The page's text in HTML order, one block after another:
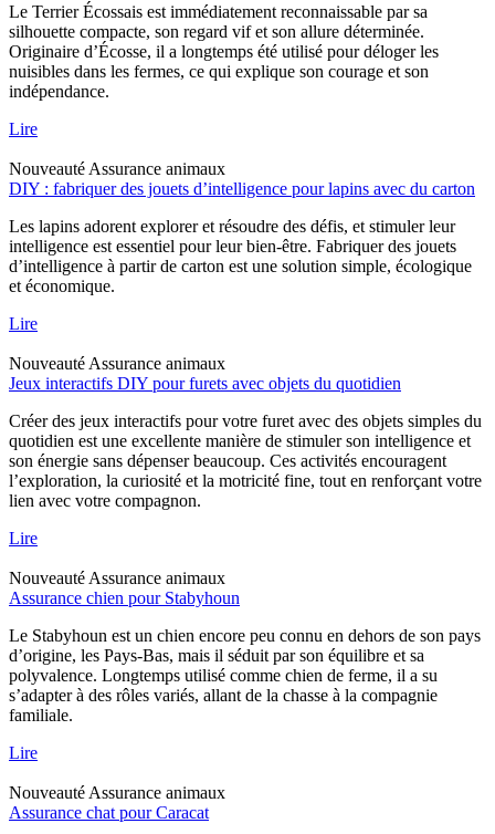
Le Terrier Écossais est immédiatement reconnaissable par sa
silhouette compacte, son regard vif et son allure déterminée.
Originaire d’Écosse, il a longtemps été utilisé pour déloger les
nuisibles dans les fermes, ce qui explique son courage et son
indépendance.
Lire
Nouveauté Assurance animaux
DIY : fabriquer des jouets d’intelligence pour lapins avec du carton
Les lapins adorent explorer et résoudre des défis, et stimuler leur
intelligence est essentiel pour leur bien-être. Fabriquer des jouets
d’intelligence à partir de carton est une solution simple, écologique
et économique.
Lire
Nouveauté Assurance animaux
Jeux interactifs DIY pour furets avec objets du quotidien
Créer des jeux interactifs pour votre furet avec des objets simples du
quotidien est une excellente manière de stimuler son intelligence et
son énergie sans dépenser beaucoup. Ces activités encouragent
l’exploration, la curiosité et la motricité fine, tout en renforçant votre
lien avec votre compagnon.
Lire
Nouveauté Assurance animaux
Assurance chien pour Stabyhoun
Le Stabyhoun est un chien encore peu connu en dehors de son pays
d’origine, les Pays-Bas, mais il séduit par son équilibre et sa
polyvalence. Longtemps utilisé comme chien de ferme, il a su
s’adapter à des rôles variés, allant de la chasse à la compagnie
familiale.
Lire
Nouveauté Assurance animaux
Assurance chat pour Caracat